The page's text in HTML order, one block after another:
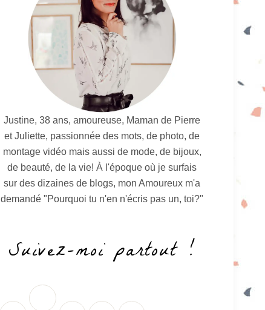
Justine, 38 ans, amoureuse, Maman de Pierre
et Juliette, passionnée des mots, de photo, de
montage vidéo mais aussi de mode, de bijoux,
de beauté, de la vie! À l'époque où je surfais
sur des dizaines de blogs, mon Amoureux m'a
demandé "Pourquoi tu n'en n'écris pas un, toi?"
Suivez-moi partout !